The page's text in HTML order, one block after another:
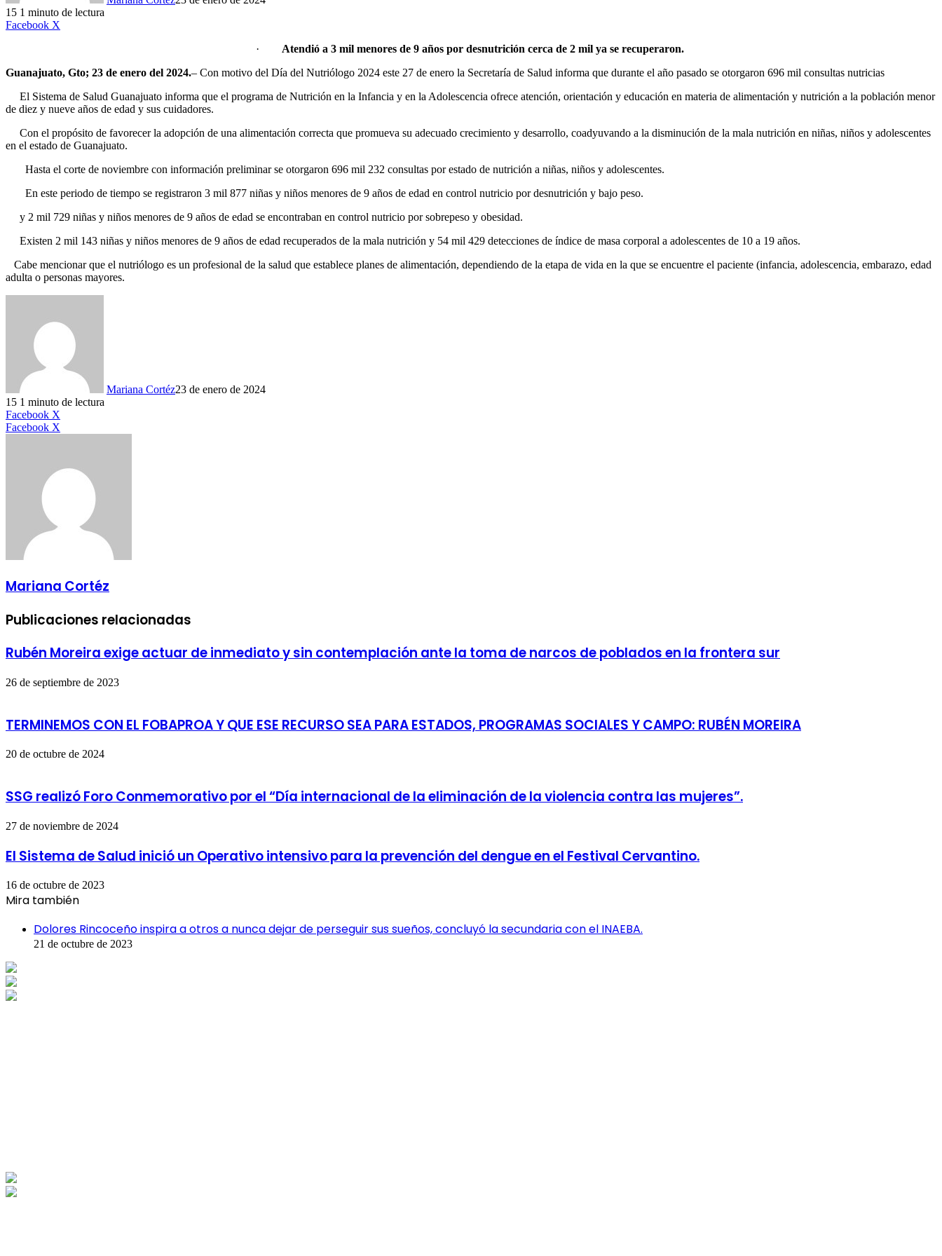
15 1 minuto de lectura
Facebook X
·
Atendió a 3 mil menores de 9 años por desnutrición cerca de 2 mil ya se recuperaron.
Guanajuato, Gto; 23 de enero del 2024.– Con motivo del Día del Nutriólogo 2024 este 27 de enero la Secretaría de Salud informa que durante el año pasado se otorgaron 696 mil consultas nutricias
El Sistema de Salud Guanajuato informa que el programa de Nutrición en la Infancia y en la Adolescencia ofrece atención, orientación y educación en materia de alimentación y nutrición a la población menor
de diez y nueve años de edad y sus cuidadores.
Con el propósito de favorecer la adopción de una alimentación correcta que promueva su adecuado crecimiento y desarrollo, coadyuvando a la disminución de la mala nutrición en niñas, niños y adolescentes
en el estado de Guanajuato.
Hasta el corte de noviembre con información preliminar se otorgaron 696 mil 232 consultas por estado de nutrición a niñas, niños y adolescentes.
En este periodo de tiempo se registraron 3 mil 877 niñas y niños menores de 9 años de edad en control nutricio por desnutrición y bajo peso.
y 2 mil 729 niñas y niños menores de 9 años de edad se encontraban en control nutricio por sobrepeso y obesidad.
Existen 2 mil 143 niñas y niños menores de 9 años de edad recuperados de la mala nutrición y 54 mil 429 detecciones de índice de masa corporal a adolescentes de 10 a 19 años.
Cabe mencionar que el nutriólogo es un profesional de la salud que establece planes de alimentación, dependiendo de la etapa de vida en la que se encuentre el paciente (infancia, adolescencia, embarazo, edad
adulta o personas mayores.
Mariana Cortéz23 de enero de 2024
15 1 minuto de lectura
Facebook X
Facebook X
Mariana Cortéz
Publicaciones relacionadas
Rubén Moreira exige actuar de inmediato y sin contemplación ante la toma de narcos de poblados en la frontera sur
26 de septiembre de 2023
TERMINEMOS CON EL FOBAPROA Y QUE ESE RECURSO SEA PARA ESTADOS, PROGRAMAS SOCIALES Y CAMPO: RUBÉN MOREIRA
20 de octubre de 2024
SSG realizó Foro Conmemorativo por el “Día internacional de la eliminación de la violencia contra las mujeres”.
27 de noviembre de 2024
El Sistema de Salud inició un Operativo intensivo para la prevención del dengue en el Festival Cervantino.
16 de octubre de 2023
Mira también
Dolores Rincoceño inspira a otros a nunca dejar de perseguir sus sueños, concluyó la secundaria con el INAEBA.
21 de octubre de 2023